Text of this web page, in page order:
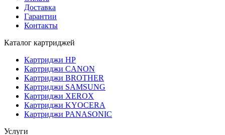
Доставка
Гарантии
Контакты
Каталог картриджей
Картриджи HP
Картриджи CANON
Картриджи BROTHER
Картриджи SAMSUNG
Картриджи XEROX
Картриджи KYOCERA
Картриджи PANASONIC
Услуги